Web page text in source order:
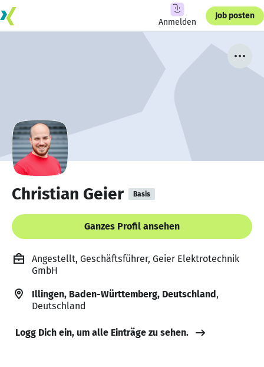
Anmelden
Job posten
Christian Geier Basis
Ganzes Profil ansehen
Angestellt, Geschäftsführer, Geier Elektrotechnik
GmbH
Illingen, Baden-Württemberg, Deutschland,
Deutschland
Logg Dich ein, um alle Einträge zu sehen.